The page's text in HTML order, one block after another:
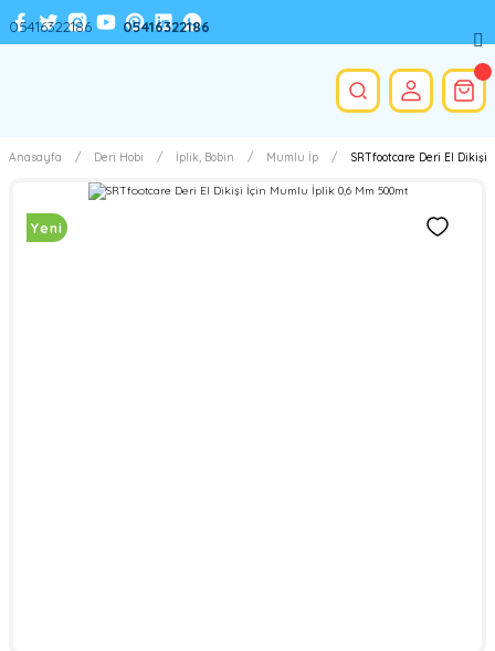
Anasayfa Deri Hobi İplik, Bobin Mumlu İp SRTfootcare Deri El Dikişi
Yeni
05416322186 05416322186